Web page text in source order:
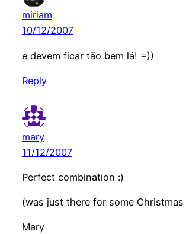
miriam
10/12/2007
e devem ficar tão bem lá! =))
Reply
mary
11/12/2007
Perfect combination :)
(was just there for some
Mary